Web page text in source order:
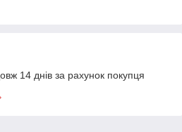
14 днів за рахунок покупця